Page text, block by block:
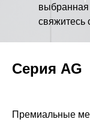
выбранная
Серия AG
Премиальные